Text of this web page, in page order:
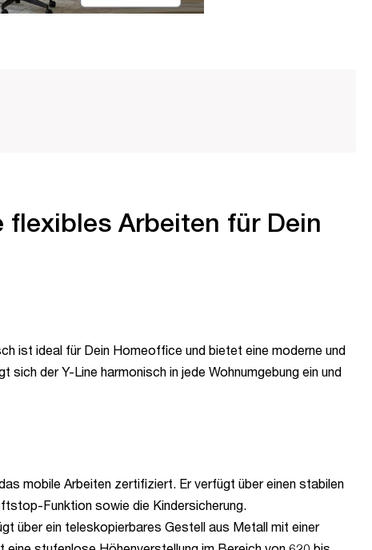
flexibles Arbeiten für Dein
ist ideal für Dein Homeoffice und bietet eine moderne und
der Y-Line harmonisch in jede Wohnumgebung ein und
mobile Arbeiten zertifiziert. Er verfügt über einen stabilen
Funktion sowie die Kindersicherung.
über ein teleskopierbares Gestell aus Metall mit einer